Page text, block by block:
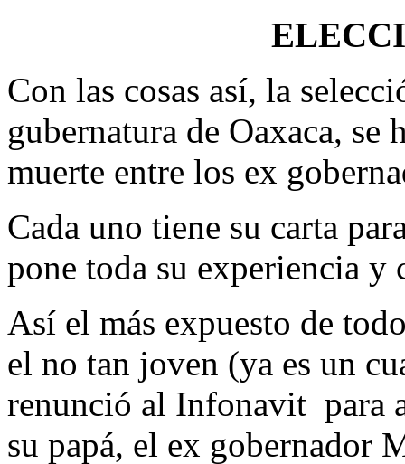
Con las cosas así, la
gubernatura de Oaxaca, se
muerte entre los ex
Cada uno tiene su carta
pone toda su experiencia
Así el más expuesto de
el no tan joven (ya es un
renunció al Infonavit para
su papá, el ex gobernador